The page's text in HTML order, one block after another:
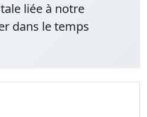
liée à notre
dans le temps